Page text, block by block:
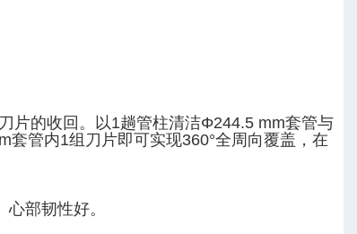
片的收回。以1趟管柱清洁Φ244.5 mm套管与
管内1组刀片即可实现360°全周向覆盖，在
部韧性好。